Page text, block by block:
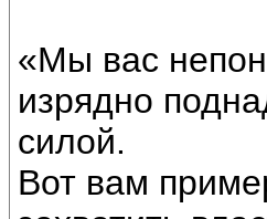
«Мы вас
изрядно
силой.
Вот вам